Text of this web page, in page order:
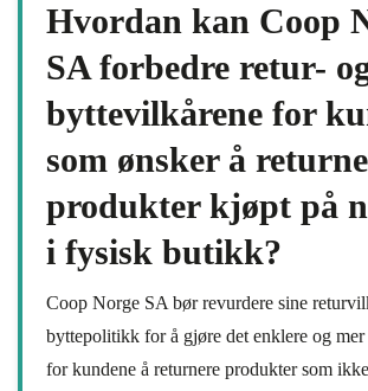
Hvordan kan Coop
SA forbedre retur-
byttevilkårene for
som ønsker å
produkter kjøpt på
i fysisk butikk?
Coop Norge SA bør revurdere sine
byttepolitikk for å gjøre det enklere og
for kundene å returnere produkter som